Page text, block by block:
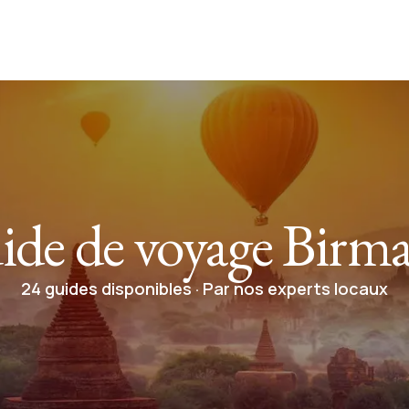
de voyage
24 guides disponibles · Par nos experts locaux